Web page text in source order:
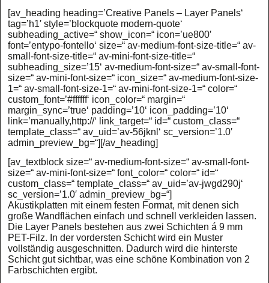
[av_heading heading=’Creative Panels – Layer Panels‘
tag=’h1′ style=’blockquote modern-quote‘
subheading_active=“ show_icon=“ icon=’ue800′
font=’entypo-fontello‘ size=“ av-medium-font-size-title=“ av-
small-font-size-title=“ av-mini-font-size-title=“
subheading_size=’15‘ av-medium-font-size=“ av-small-font-
size=“ av-mini-font-size=“ icon_size=“ av-medium-font-size-
1=“ av-small-font-size-1=“ av-mini-font-size-1=“ color=“
custom_font=’#ffffff‘ icon_color=“ margin=“
margin_sync=’true‘ padding=’10‘ icon_padding=’10‘
link=’manually,http://‘ link_target=“ id=“ custom_class=“
template_class=“ av_uid=’av-56jknl‘ sc_version=’1.0′
admin_preview_bg=“][/av_heading]
[av_textblock size=“ av-medium-font-size=“ av-small-font-
size=“ av-mini-font-size=“ font_color=“ color=“ id=“
custom_class=“ template_class=“ av_uid=’av-jwgd290j‘
sc_version=’1.0′ admin_preview_bg=“]
Akustikplatten mit einem festen Format, mit denen sich
große Wandflächen einfach und schnell verkleiden lassen.
Die Layer Panels bestehen aus zwei Schichten á 9 mm
PET-Filz. In der vordersten Schicht wird ein Muster
vollständig ausgeschnitten. Dadurch wird die hinterste
Schicht gut sichtbar, was eine schöne Kombination von 2
Farbschichten ergibt.